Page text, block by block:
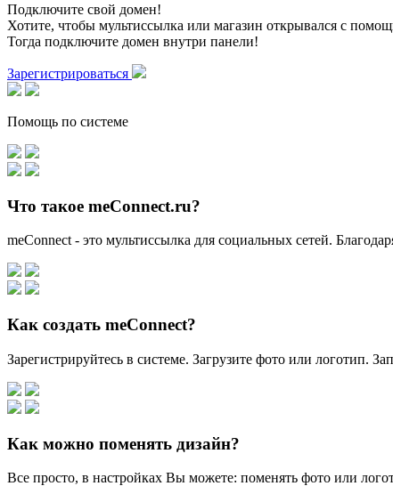
Подключите свой домен!
Хотите, чтобы мультиссылка или магазин открывался с
Тогда подключите домен внутри панели!
Зарегистрироваться
Помощь по системе
Что такое meConnect.ru?
meConnect - это мультиссылка для социальных сетей.
Как создать meConnect?
Зарегистрируйтесь в системе. Загрузите фото или логотип.
Как можно поменять дизайн?
Все просто, в настройках Вы можете: поменять фото или